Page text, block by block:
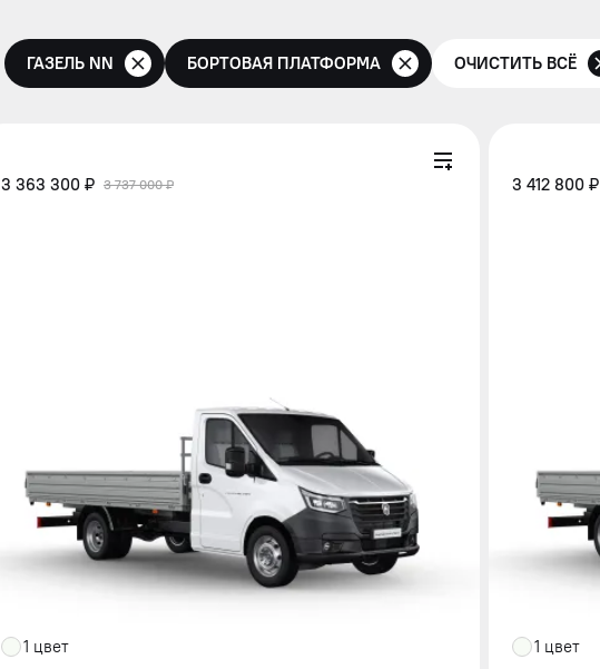
ГАЗЕЛЬ NN БОРТОВАЯ ПЛАТФОРМА ОЧИСТИТЬ ВСЁ
3 363 300 ₽ 3 737 000 ₽
1 цвет
3 412 800 ₽
1 цвет